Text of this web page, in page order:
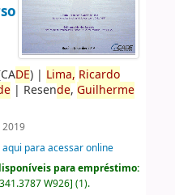
DE)| Lima, Ricardo
| Resende, Guilherme
2019
aqui para acessar online
para empréstimo:
341.3787 W926] (1).